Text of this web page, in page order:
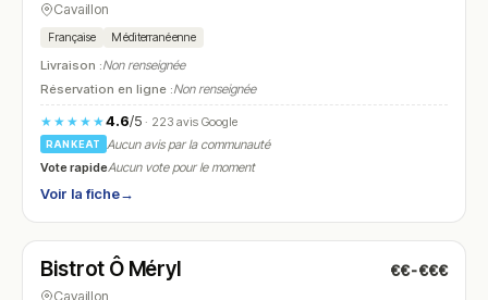
Cavaillon
Française Méditerranéenne
Livraison :Non renseignée
Réservation en ligne :Non renseignée
★★★★★4.6/5· 223 avis Google
RANKEAT
Aucun avis par la communauté
Vote rapideAucun vote pour le moment
Voir la fiche→
N° 25
Bistrot Ô Méryl €€-€€€
Cavaillon